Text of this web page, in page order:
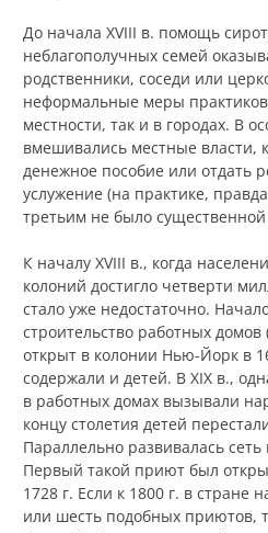
До начала XVIII в. помощь
неблагополучных семей
родственники, соседи или
неформальные меры
местности, так и в городах. В
вмешивались местные власти,
денежное пособие или отдать
услужение (на практике,
третьим не было
К началу XVIII в., когда
колоний достигло четверти
стало уже недостаточно.
строительство работных
открыт в колонии Нью-Йорк в
содержали и детей. В XIX в.,
в работных домах вызывали
концу столетия детей
Параллельно развивалась
Первый такой приют был
1728 г. Если к 1800 г. в стране
или шесть подобных приютов,